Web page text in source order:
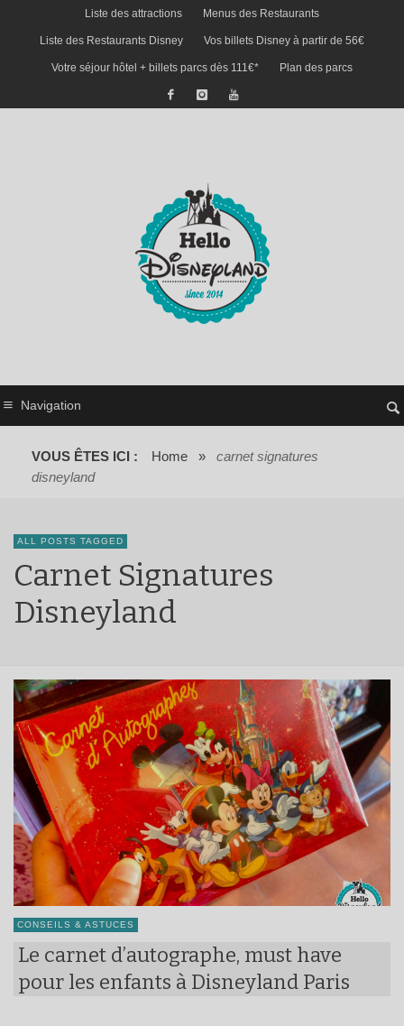
Liste des attractions Menus des Restaurants
Liste des Restaurants Disney Vos billets Disney à partir de 56€
Votre séjour hôtel + billets parcs dès 111€* Plan des parcs
Navigation
VOUS ÊTES ICI : Home »
carnet signatures
disneyland
ALL POSTS TAGGED
Carnet Signatures
Disneyland
CONSEILS & ASTUCES
Le carnet d’autographe, must have
pour les enfants à Disneyland Paris